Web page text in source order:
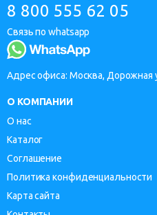
8 800 555 62 05
Связь по whatsapp
Адрес офиса: Москва, Дорожная
О КОМПАНИИ
О нас
Каталог
Соглашение
Политика конфиденциальности
Карта сайта